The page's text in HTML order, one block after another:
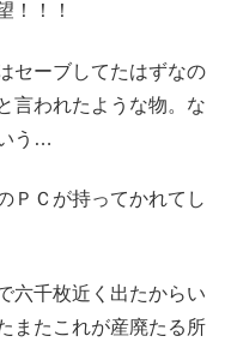
！！！
セーブしてたはずなの
言われたような物。な
う…
ＰＣが持ってかれてし
六千枚近く出たからい
またこれが産廃たる所